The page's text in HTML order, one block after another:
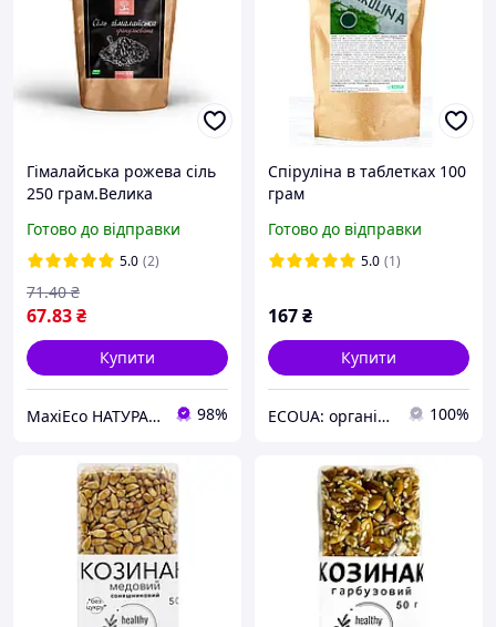
Гімалайська рожева сіль
250 грам.Велика
Готово до відправки
5.0 (2)
67.83₴
71.40 ₴
Купити
MaxiEco НАТУРАЛЬНІ ПРОДУКТИ. ✓ 100% БЕЗ ГМО. Купити еко продукти з доставкою по Україні 98%
Спіруліна в таблетках 100
грам
Готово до відправки
5.0 (1)
167₴
Купити
ECOUA: органічні продукти для здорового харчування гуртом та в роздріб. 100%